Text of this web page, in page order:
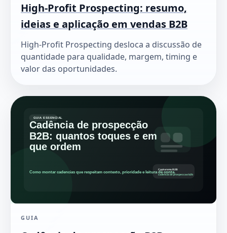
High-Profit Prospecting: resumo,
ideias e aplicação em vendas B2B
High-Profit Prospecting desloca a discussão de
quantidade para qualidade, margem, timing e
valor das oportunidades.
GUIA